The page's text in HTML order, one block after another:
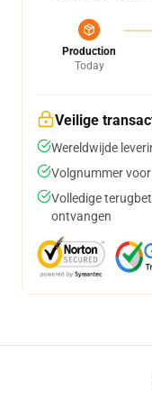
Production
Today
Veilige
Wereldwijde
Volgnummer
Volledige
ontvangen